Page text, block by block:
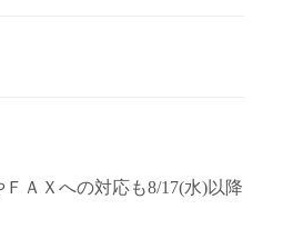
ＡＸへの対応も8/17(水)以降